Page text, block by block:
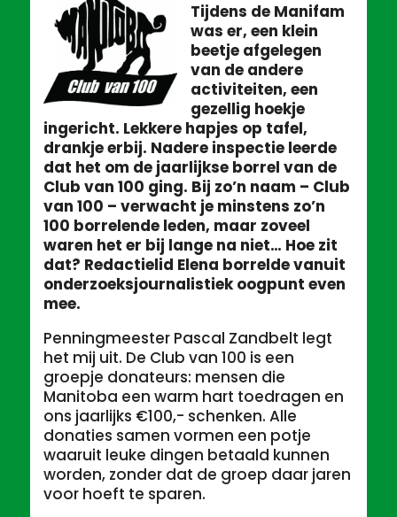
Tijdens de Manifam
was er, een klein
beetje afgelegen
van de andere
activiteiten, een
gezellig hoekje
ingericht. Lekkere hapjes op tafel,
drankje erbij. Nadere inspectie leerde
dat het om de jaarlijkse borrel van de
Club van 100 ging. Bij zo’n naam – Club
van 100 – verwacht je minstens zo’n
100 borrelende leden, maar zoveel
waren het er bij lange na niet… Hoe zit
dat? Redactielid Elena borrelde vanuit
onderzoeksjournalistiek oogpunt even
mee.
Penningmeester Pascal Zandbelt legt
het mij uit. De Club van 100 is een
groepje donateurs: mensen die
Manitoba een warm hart toedragen en
ons jaarlijks €100,- schenken. Alle
donaties samen vormen een potje
waaruit leuke dingen betaald kunnen
worden, zonder dat de groep daar jaren
voor hoeft te sparen.